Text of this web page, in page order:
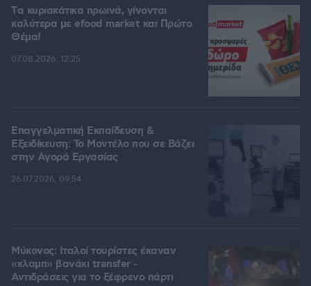
Tα κυριακάτικα πρωινά, γίνονται
καλύτερα με efood market και Πρώτο
Θέμα!
07.08.2026, 12:25
Επαγγελματική Εκπαίδευση &
Εξειδίκευση: Το Mοντέλο που σε Bάζει
στην Aγορά Eργασίας
26.07.2026, 09:54
Μύκονος: Ιταλοί τουρίστες έκαναν
«κλαμπ» βανάκι transfer -
Αντιδράσεις για το ξέφρενο πάρτι